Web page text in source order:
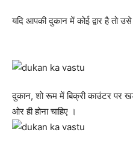
यदि आपकी दुकान में कोई द्वार है तो
दुकान, शो रूम में बिक्री काउंटर पर
ओर ही होना चाहिए ।